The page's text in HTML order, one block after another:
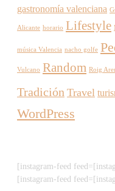
gastronomía valenciana
Alicante horario Lifestyle
música Valencia nacho golfe
Vulcano Random Roig
Tradición Travel
WordPress
[instagram-feed
[instagram-feed